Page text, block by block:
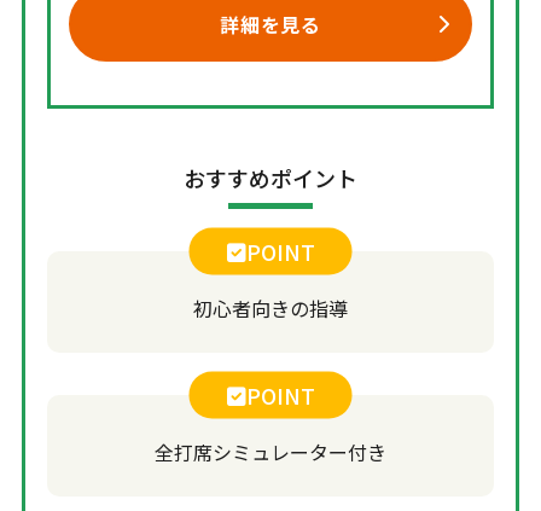
詳細を見る
おすすめポイント
POINT
初心者向きの指導
POINT
全打席シミュレーター付き